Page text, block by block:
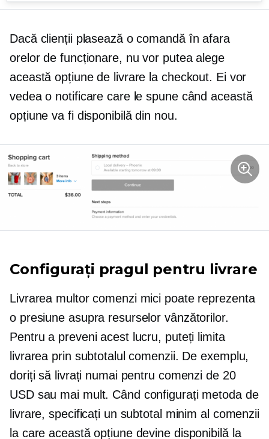
Dacă clienții plasează o comandă în afara
orelor de funcționare, nu vor putea alege
această opțiune de livrare la checkout. Ei vor
vedea o notificare care le spune când această
opțiune va fi disponibilă din nou.
Configurați pragul pentru livrare
Livrarea multor comenzi mici poate reprezenta
o presiune asupra resurselor vânzătorilor.
Pentru a preveni acest lucru, puteți limita
livrarea prin subtotalul comenzii. De exemplu,
doriți să livrați numai pentru comenzi de 20
USD sau mai mult. Când configurați metoda de
livrare, specificați un subtotal minim al comenzii
la care această opțiune devine disponibilă la